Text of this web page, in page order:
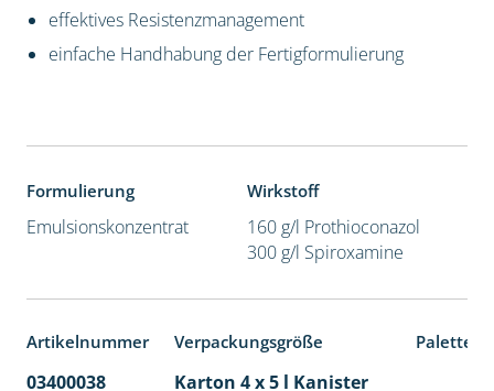
effektives Resistenzmanagement
einfache Handhabung der Fertigformulierung
Formulierung
Emulsionskonzentrat
Wirkstoff
160 g/l Prothioconazol
300 g/l Spiroxamine
Artikelnummer Verpackungsgröße
03400038 Karton 4 x 5 l Kanister